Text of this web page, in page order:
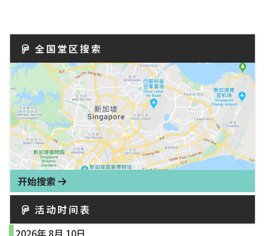
全国堂区搜索
开始搜索
活动时间表
2026年 8月 10日